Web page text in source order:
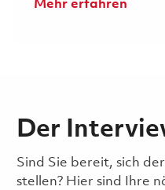
Mehr erfahren
Der
Sind Sie bereit, sich
stellen? Hier sind Ihre